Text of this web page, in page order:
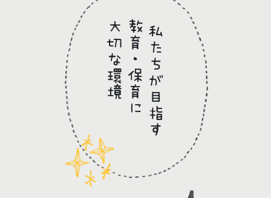
私たちが目指す
教育・保育に
大切な環境